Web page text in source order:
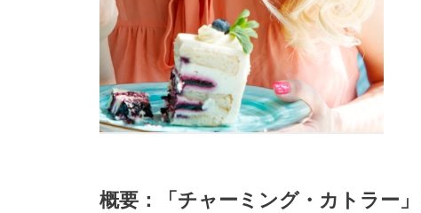
概要：「チャーミング・カトラー」